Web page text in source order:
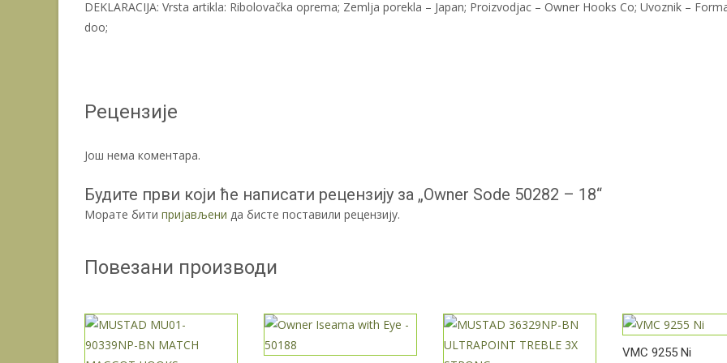
DEKLARACIJA: Vrsta artikla: Ribolovačka oprema; Zemlja porekla – Japan; Proizvodjac – Owner Hooks Co; Uvoznik –
doo;
Рецензије
Још нема коментара.
Будите први који ће написати рецензију за „Owner Sode 50282 – 18“
Морате бити пријављени да бисте поставили рецензију.
Повезани производи
VMC 9255 Ni